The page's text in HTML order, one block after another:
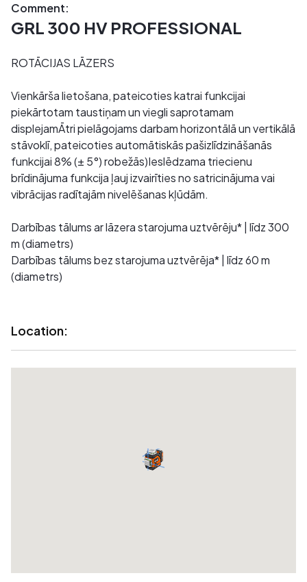
Comment:
GRL 300 HV PROFESSIONAL
ROTĀCIJAS LĀZERS
Vienkārša lietošana, pateicoties katrai funkcijai
piekārtotam taustiņam un viegli saprotamam
displejamĀtri pielāgojams darbam horizontālā un vertikālā
stāvoklī, pateicoties automātiskās pašizlīdzināšanās
funkcijai 8% (± 5°) robežās)Ieslēdzama triecienu
brīdinājuma funkcija ļauj izvairīties no satricinājuma vai
vibrācijas radītajām nivelēšanas kļūdām.
Darbības tālums ar lāzera starojuma uztvērēju* | līdz 300
m (diametrs)
Darbības tālums bez starojuma uztvērēja* | līdz 60 m
(diametrs)
Location: